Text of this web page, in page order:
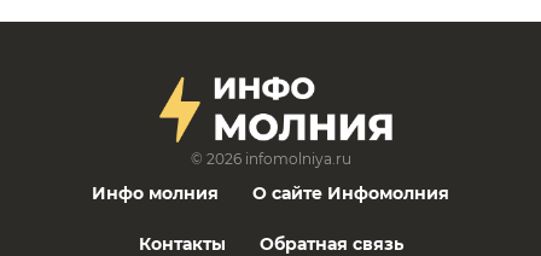
© 2026 infomolniya.ru
Инфо молния О сайте Инфомолния
Контакты Обратная связь